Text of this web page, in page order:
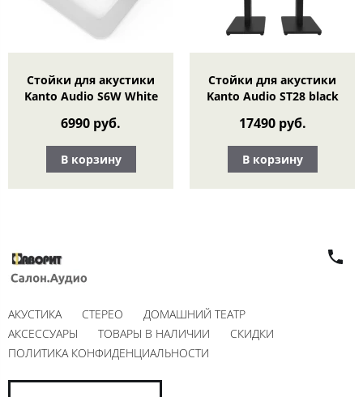
Стойки для акустики
Kanto Audio S6W White
6990 руб.
В корзину
Стойки для акустики
Kanto Audio ST28 black
17490 руб.
В корзину
АКУСТИКА СТЕРЕО
ДОМАШНИЙ ТЕАТР
АКСЕССУАРЫ
ТОВАРЫ В НАЛИЧИИ
СКИДКИ
ПОЛИТИКА КОНФИДЕНЦИАЛЬНОСТИ